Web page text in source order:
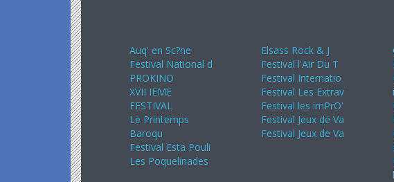
Auq' en Sc?ne
Festival National d
PROKINO
XVII IEME
FESTIVAL
Le Printemps
Baroqu
Festival Esta Pouli
Les Poquelinades
Elsass Rock & J
Festival l'Air Du T
Festival Internatio
Festival Les Extrav
Festival les imPrO'
Festival Jeux de Va
Festival Jeux de Va